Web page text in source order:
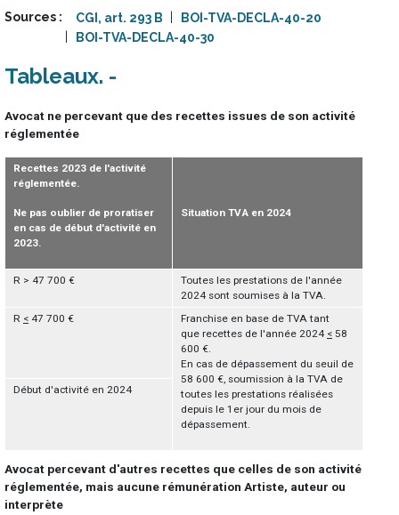
Sources CGI, art. 293 B
BOI-TVA-DECLA-40-20
BOI-TVA-DECLA-40-30
Tableaux
Avocat ne percevant que des recettes issues de son activité
réglementée
Recettes 2023 de l'activité
réglementée.
Ne pas oublier de proratiser
en cas de début d'activité en
2023.
Situation TVA en 2024
R > 47 700 €
Toutes les prestations de l'année
2024 sont soumises à la TVA.
R < 47 700 €
Franchise en base de TVA tant
que recettes de l'année 2024 < 58
600 €.
En cas de dépassement du seuil de
58 600 €, soumission à la TVA de
toutes les prestations réalisées
depuis le 1er jour du mois de
dépassement.
Début d'activité en 2024
Avocat percevant d'autres recettes que celles de son activité
réglementée, mais aucune rémunération Artiste, auteur ou
interprète